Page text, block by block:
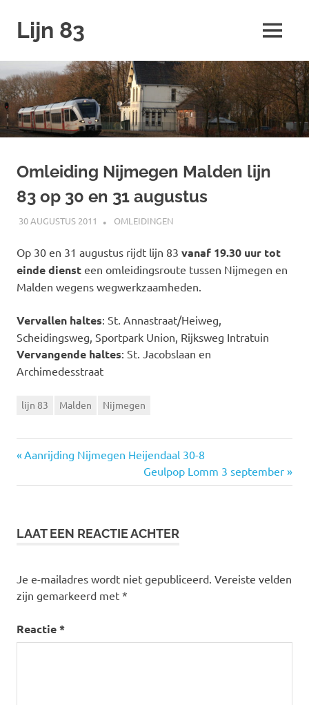
naar
inhoud
Lijn 83 MENU
Omleiding Nijmegen Malden lijn
83 op 30 en 31 augustus
30 AUGUSTUS 2011 JOHAN
OMLEIDINGEN
Op 30 en 31 augustus rijdt lijn 83 vanaf 19.30 uur tot
einde dienst een omleidingsroute tussen Nijmegen en
Malden wegens wegwerkzaamheden.
Vervallen haltes: St. Annastraat/Heiweg,
Scheidingsweg, Sportpark Union, Rijksweg Intratuin
Vervangende haltes: St. Jacobslaan en
Archimedesstraat
lijn 83 Malden Nijmegen
Vorige
Aanrijding Nijmegen Heijendaal 30-8
Volgende
bericht:
Geulpop Lomm 3 september
LAAT EEN REACTIE ACHTER
Je e-mailadres wordt niet gepubliceerd. Vereiste velden
zijn gemarkeerd met *
Reactie*